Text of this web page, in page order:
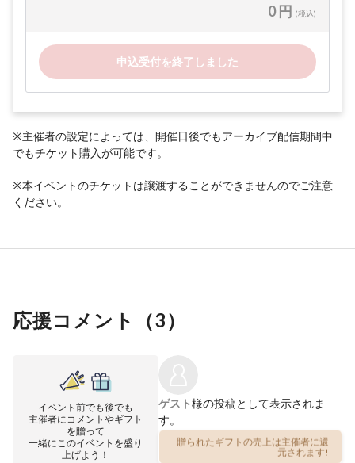
0 円 (税込)
申込受付を終了しました
※主催者の設定によっては、開催日後でもアーカイブ配信期間中
でもチケット購入が可能です。
※本イベントのチケットは譲渡することができませんのでご注意
ください。
応援コメント（3）
イベント前でも後でも
主催者にコメントやギフト
を贈って
一緒にこのイベントを盛り
上げよう！
ゲスト様の投稿として表示されま
す。
贈られたギフトの売上は主催者に還
元されます!